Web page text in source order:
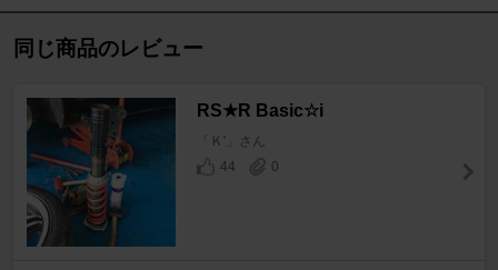
同じ商品のレビュー
RS★R Basic☆i
「Ｋ'」さん
44
0